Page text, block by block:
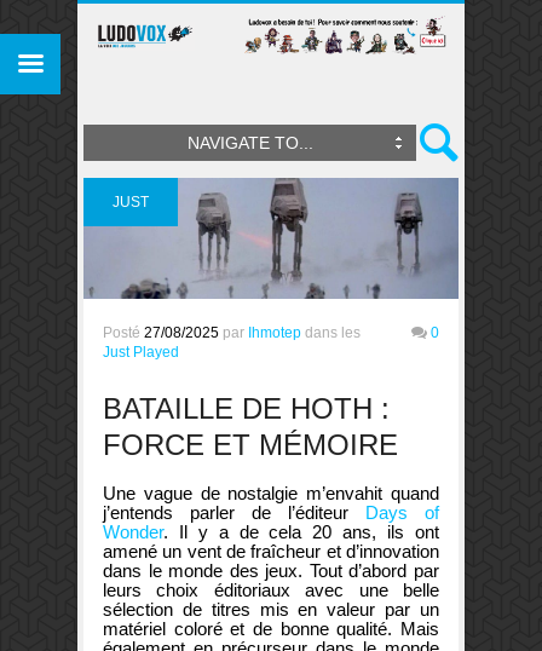
NAVIGATE TO...
JUST
Posté 27/08/2025 par Ihmotep dans les
Just Played
0
BATAILLE DE HOTH :
FORCE ET MÉMOIRE
Une vague de nostalgie m’envahit quand
j’entends parler de l’éditeur Days of
Wonder. Il y a de cela 20 ans, ils ont
amené un vent de fraîcheur et d’innovation
dans le monde des jeux. Tout d’abord par
leurs choix éditoriaux avec une belle
sélection de titres mis en valeur par un
matériel coloré et de bonne qualité. Mais